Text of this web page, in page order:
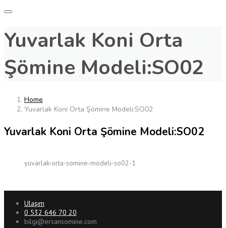
Yuvarlak Koni Orta
Şömine Modeli:SO02
Home
Yuvarlak Koni Orta Şömine Modeli:SO02
Yuvarlak Koni Orta Şömine Modeli:SO02
yuvarlak-orta-somine-modeli-so02-1
Ulaşım
0 532 646 70 20
bilgi@ersansomine.com